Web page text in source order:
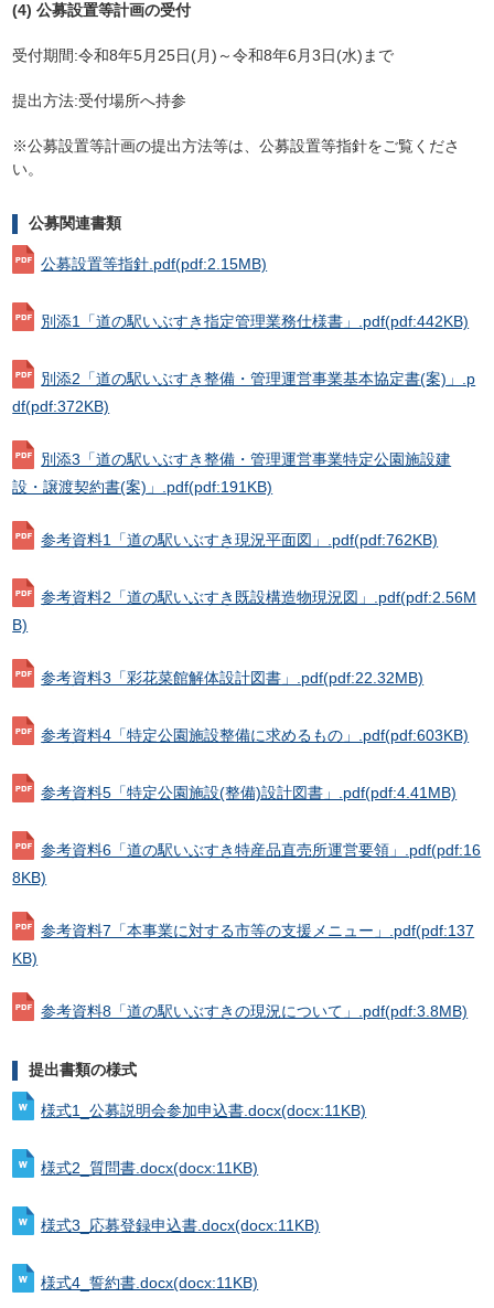
(4) 公募設置等計画の受付
受付期間:令和8年5月25日(月)～令和8年6月3日(水)まで
提出方法:受付場所へ持参
※公募設置等計画の提出方法等は、公募設置等指針をご覧くださ
い。
公募関連書類
公募設置等指針.pdf(pdf:2.15MB)
別添1「道の駅いぶすき指定管理業務仕様書」.pdf(pdf:442KB)
別添2「道の駅いぶすき整備・管理運営事業基本協定書(案)」.p
df(pdf:372KB)
別添3「道の駅いぶすき整備・管理運営事業特定公園施設建
設・譲渡契約書(案)」.pdf(pdf:191KB)
参考資料1「道の駅いぶすき現況平面図」.pdf(pdf:762KB)
参考資料2「道の駅いぶすき既設構造物現況図」.pdf(pdf:2.56M
B)
参考資料3「彩花菜館解体設計図書」.pdf(pdf:22.32MB)
参考資料4「特定公園施設整備に求めるもの」.pdf(pdf:603KB)
参考資料5「特定公園施設(整備)設計図書」.pdf(pdf:4.41MB)
参考資料6「道の駅いぶすき特産品直売所運営要領」.pdf(pdf:16
8KB)
参考資料7「本事業に対する市等の支援メニュー」.pdf(pdf:137
KB)
参考資料8「道の駅いぶすきの現況について」.pdf(pdf:3.8MB)
提出書類の様式
様式1_公募説明会参加申込書.docx(docx:11KB)
様式2_質問書.docx(docx:11KB)
様式3_応募登録申込書.docx(docx:11KB)
様式4_誓約書.docx(docx:11KB)